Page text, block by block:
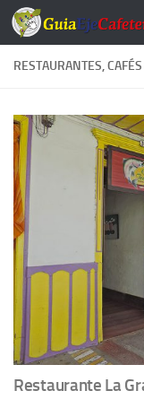
Saltar al contenido
RESTAURANTES,
Restaurante La